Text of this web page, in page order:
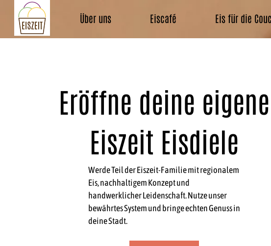
Über uns Eiscafé Eis für die
Eröffne deine eigene
Eiszeit Eisdiele
Werde Teil der Eiszeit-Familie mit regionalem
Eis, nachhaltigem Konzept und
handwerklicher Leidenschaft. Nutze unser
bewährtes System und bringe echten Genuss in
deine Stadt.